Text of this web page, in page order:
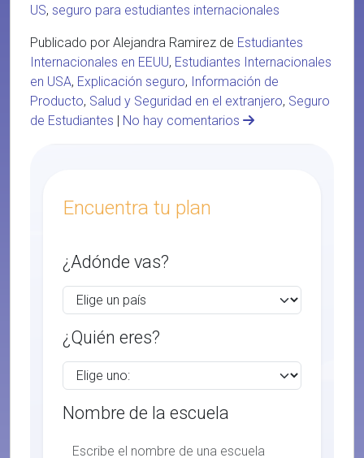
US, seguro para estudiantes internacionales
Publicado por Alejandra Ramirez de Estudiantes
Internacionales en EEUU, Estudiantes Internacionales
en USA, Explicación seguro, Información de
Producto, Salud y Seguridad en el extranjero, Seguro
de Estudiantes | No hay comentarios
Encuentra tu plan
¿Adónde vas?
¿Quién eres?
Nombre de la escuela